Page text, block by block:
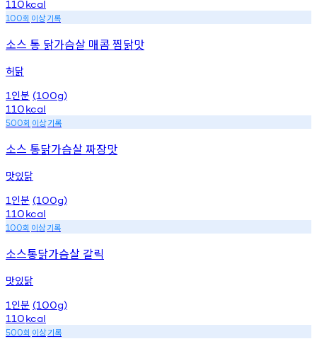
110kcal
100회 이상기록
소스 통 닭가슴살 매콤 찜닭맛
허닭
1 인분 (100g)
110kcal
500회 이상기록
소스 통닭가슴살 짜장맛
맛있닭
1 인분 (100g)
110kcal
100회 이상기록
소스통닭가슴살 갈릭
맛있닭
1 인분 (100g)
110kcal
500회 이상기록